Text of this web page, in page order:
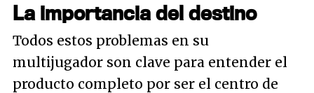
La importancia del destino
Todos estos problemas en su
multijugador son clave para entender el
producto completo por ser el centro de